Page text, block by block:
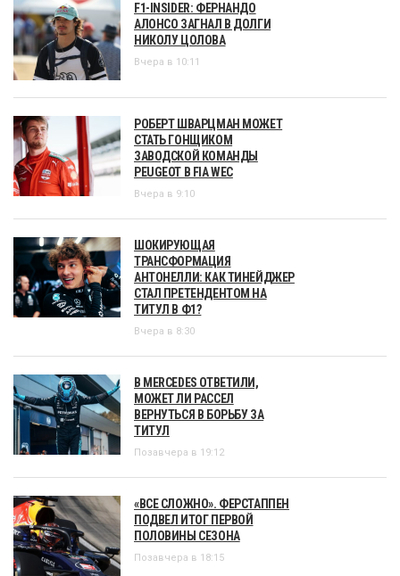
F1-INSIDER: ФЕРНАНДО
АЛОНСО ЗАГНАЛ В ДОЛГИ
НИКОЛУ ЦОЛОВА
Вчера в 10:11
РОБЕРТ ШВАРЦМАН МОЖЕТ
СТАТЬ ГОНЩИКОМ
ЗАВОДСКОЙ КОМАНДЫ
PEUGEOT В FIA WEC
Вчера в 9:10
ШОКИРУЮЩАЯ
ТРАНСФОРМАЦИЯ
АНТОНЕЛЛИ: КАК ТИНЕЙДЖЕР
СТАЛ ПРЕТЕНДЕНТОМ НА
ТИТУЛ В Ф1?
Вчера в 8:30
В MERCEDES ОТВЕТИЛИ,
МОЖЕТ ЛИ РАССЕЛ
ВЕРНУТЬСЯ В БОРЬБУ ЗА
ТИТУЛ
Позавчера в 19:12
«ВСЕ СЛОЖНО». ФЕРСТАППЕН
ПОДВЕЛ ИТОГ ПЕРВОЙ
ПОЛОВИНЫ СЕЗОНА
Позавчера в 18:15